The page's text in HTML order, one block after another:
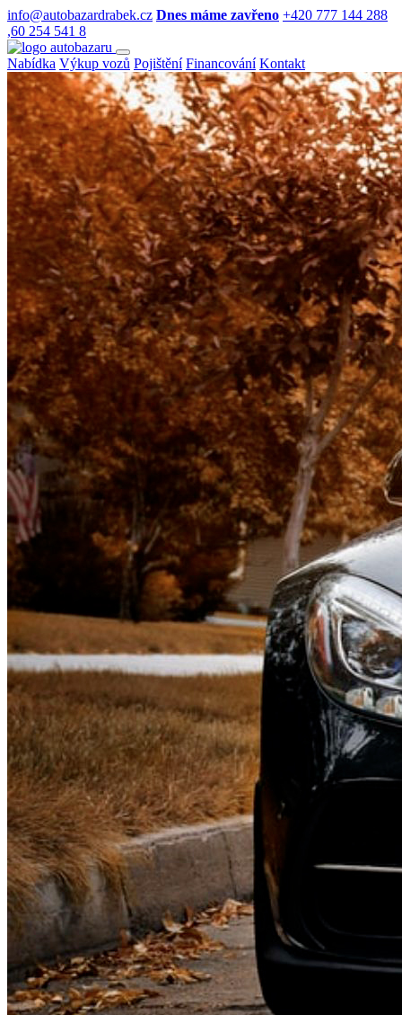
info@autobazardrabek.cz Dnes máme zavřeno +420 777 144 288
,60 254 541 8
Nabídka Výkup vozů Pojištění Financování Kontakt